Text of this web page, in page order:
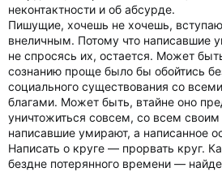
неконтактности и об абсурде.
Пишущие, хочешь не хочешь,
внеличным. Потому что написавшие
не спросясь их, остается. Может
сознанию проще было бы обойтись
социального существования со
благами. Может быть, втайне оно
уничтожиться совсем, со всем
написавшие умирают, а написанное
Написать о круге — прорвать круг.
бездне потерянного времени —